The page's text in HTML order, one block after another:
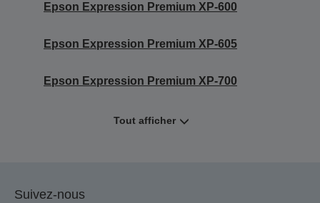
Epson Expression Premium XP-600
Epson Expression Premium XP-605
Epson Expression Premium XP-700
Tout afficher
Suivez-nous